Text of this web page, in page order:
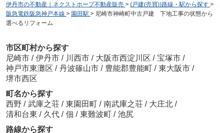
伊丹市の不動産｜ネクストホープ不動産販売 > (戸建(売買))路線・駅から探す >
阪急電鉄阪急神戸本線 > 園田駅 > 尼崎市神崎町中古戸建 下地工事の状態から
選べるリフォーム
市区町村から探す
尼崎市 / 伊丹市 / 川西市 / 大阪市西淀川区 / 宝塚市 /
神戸市東灘区 / 丹波篠山市 / 豊能郡豊能町 / 東大阪市 /
堺市西区
町名から探す
西野 / 武庫之荘 / 東園田町 / 南武庫之荘 / 大庄北 /
清和台東 / 久代 / 佃 / 東難波町 / 池尻
路線から探す